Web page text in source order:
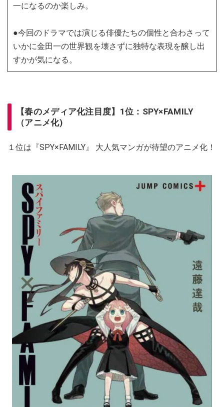
一になるのか楽しみ。
●今回のドラマでは演じる俳優たちの個性と合わさって
いかに金田一の世界観を壊さずに独特な表現を醸し出
すかが気になる。
【春のメディア化注目度】1位：SPY×FAMILY
（アニメ化)
１位は『SPY×FAMILY』 大人気マンガが待望のアニメ化！